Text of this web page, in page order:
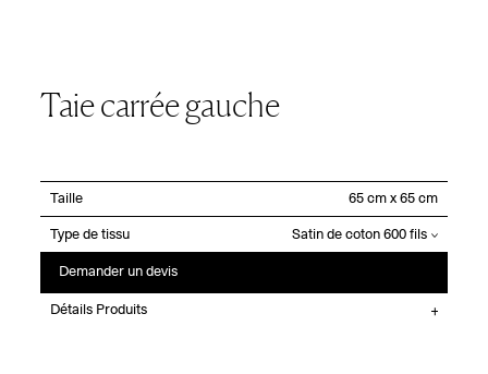
Taie carrée gauche
Taille
Type de tissu
Demander un devis
Détails Produits